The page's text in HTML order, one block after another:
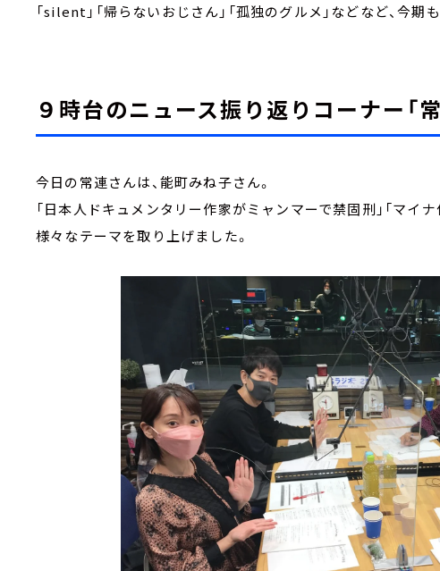
「silent」「帰らないおじさん」「孤独のグルメ」などなど、今
９時台のニュース振り返りコーナー 「
今日の常連さんは、能町みね子さん。
「日本人ドキュメンタリー作家がミャンマーで禁固刑」「マイ
様々なテーマを取り上げました。